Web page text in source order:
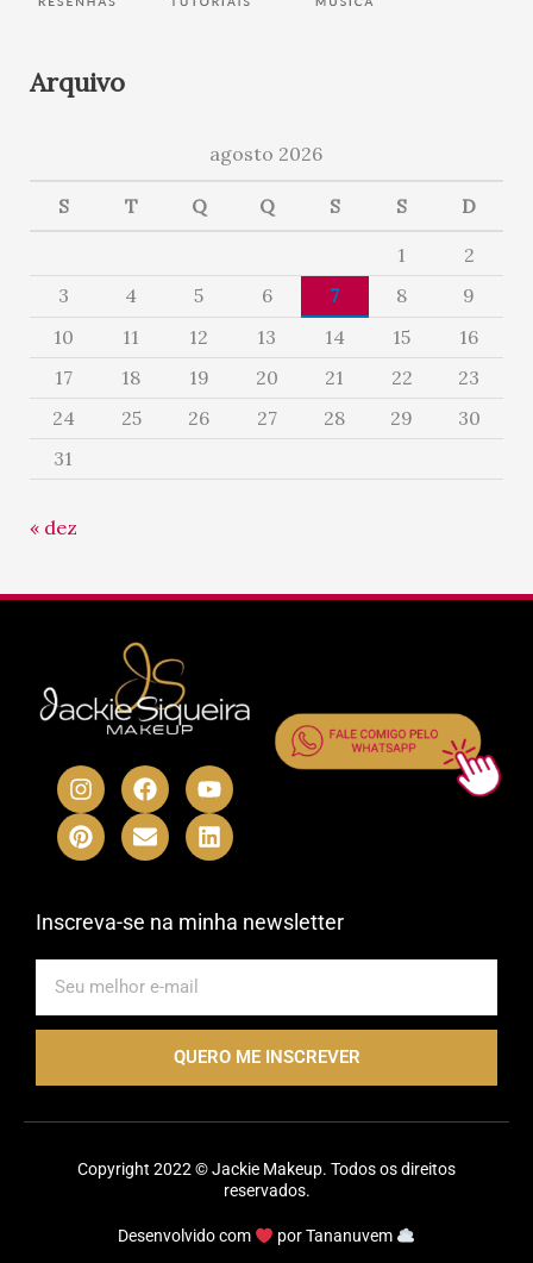
Arquivo
agosto 2026
S T Q Q S S D
1
2
3
4 5 6 7 8
9
10
11 12 13 14 15
16
17
18 19 20 21 22
23
24
25 26 27 28 29
30
31
« dez
I
n
s
t
a
r
m
F
a
c
e
b
o
Y
o
u
t
u
e
P
i
n
t
e
e
t
E
n
v
e
l
p
L
i
n
k
e
i
Inscreva-se na minha newsletter
QUERO ME INSCREVER
Copyright 2022 © Jackie Makeup. Todos os direitos
reservados.
Desenvolvido com porTananuvem